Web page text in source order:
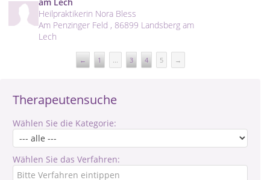
Therapeutensuche
Wählen Sie die Kategorie:
Wählen Sie das Verfahren:
Heilpraktikerin Nora Bless
Am Penzinger Feld , 86899 Landsberg am
Lech
← 1 ... 3 4 5 →